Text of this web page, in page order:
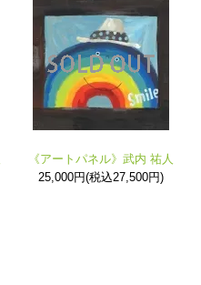
《アートパネル》武内 祐人
25,000円(税込27,500円)